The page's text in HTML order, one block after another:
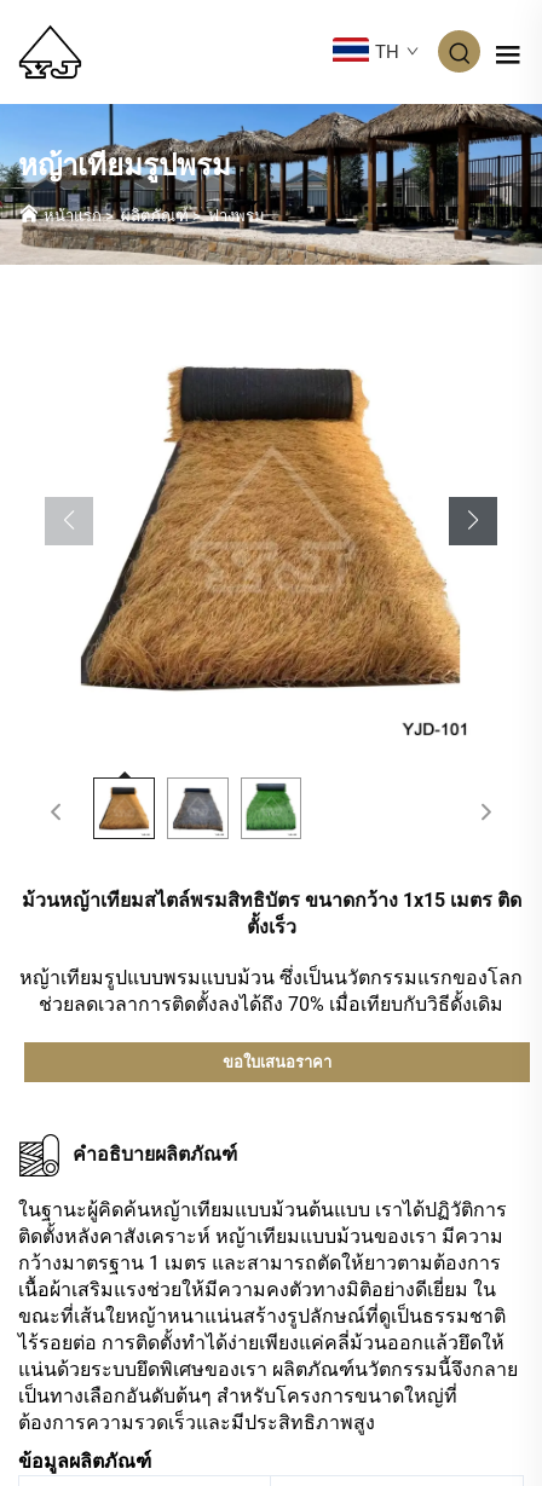
TH
หญ้าเทียมรูปพรม
หน้าแรก>ผลิตภัณฑ์>ฟางพรม
ม้วนหญ้าเทียมสไตล์พรมสิทธิบัตร ขนาดกว้าง 1x15 เมตร ติด
ตั้งเร็ว
หญ้าเทียมรูปแบบพรมแบบม้วน ซึ่งเป็นนวัตกรรมแรกของโลก
ช่วยลดเวลาการติดตั้งลงได้ถึง 70% เมื่อเทียบกับวิธีดั้งเดิม
ขอใบเสนอราคา
คำอธิบายผลิตภัณฑ์
ในฐานะผู้คิดค้นหญ้าเทียมแบบม้วนต้นแบบ เราได้ปฏิวัติการ
ติดตั้งหลังคาสังเคราะห์ หญ้าเทียมแบบม้วนของเรา มีความ
กว้างมาตรฐาน 1 เมตร และสามารถตัดให้ยาวตามต้องการ
เนื้อผ้าเสริมแรงช่วยให้มีความคงตัวทางมิติอย่างดีเยี่ยม ใน
ขณะที่เส้นใยหญ้าหนาแน่นสร้างรูปลักษณ์ที่ดูเป็นธรรมชาติ
ไร้รอยต่อ การติดตั้งทำได้ง่ายเพียงแค่คลี่ม้วนออกแล้วยึดให้
แน่นด้วยระบบยึดพิเศษของเรา ผลิตภัณฑ์นวัตกรรมนี้จึงกลาย
เป็นทางเลือกอันดับต้นๆ สำหรับโครงการขนาดใหญ่ที่
ต้องการความรวดเร็วและมีประสิทธิภาพสูง
ข้อมูลผลิตภัณฑ์